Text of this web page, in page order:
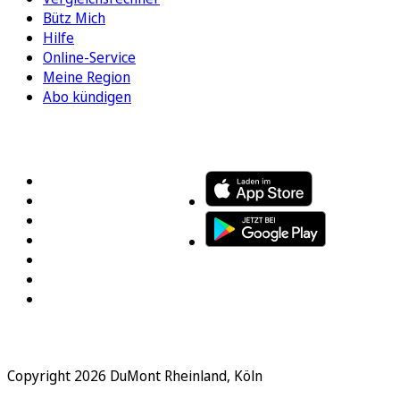
Bütz Mich
Hilfe
Online-Service
Meine Region
Abo kündigen
Copyright 2026 DuMont Rheinland, Köln